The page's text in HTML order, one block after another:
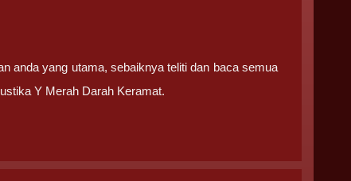
anda yang utama, sebaiknya teliti dan baca semua
Y Merah Darah Keramat.